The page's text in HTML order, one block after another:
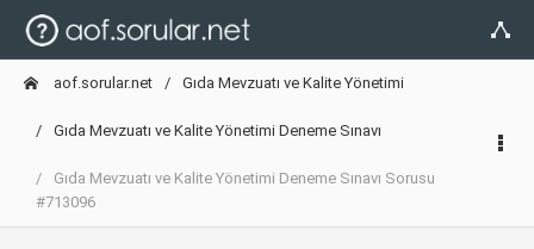
aof.sorular.net Gıda Mevzuatı ve Kalite Yönetimi
Gıda Mevzuatı ve Kalite Yönetimi Deneme Sınavı
Gıda Mevzuatı ve Kalite Yönetimi Deneme Sınavı Sorusu
#713096